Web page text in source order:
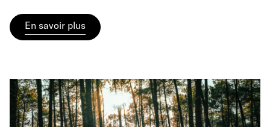
En savoir plus